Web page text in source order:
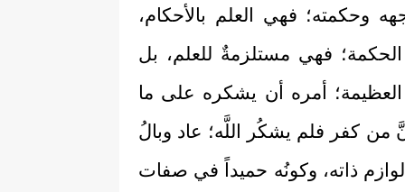
وحكمته؛ فهي العلم بالأحكام،
الحكمة؛ فهي مستلزمةٌ للعلم، بل
العظيمة؛ أمره أن يشكره على ما
من كفر فلم يشكُر اللَّه؛ عاد وبالُ
ذاته، وكونُه حميداً في صفات